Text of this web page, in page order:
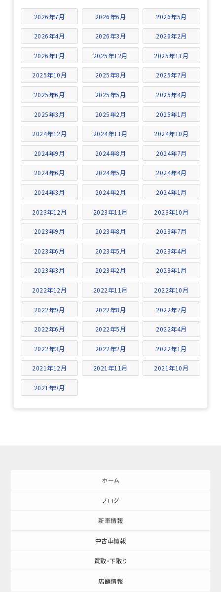
2026年7月 2026年6月 2026年5月
2026年4月 2026年3月 2026年2月
2026年1月 2025年12月 2025年11月
2025年10月 2025年8月 2025年7月
2025年6月 2025年5月 2025年4月
2025年3月 2025年2月 2025年1月
2024年12月 2024年11月 2024年10月
2024年9月 2024年8月 2024年7月
2024年6月 2024年5月 2024年4月
2024年3月 2024年2月 2024年1月
2023年12月 2023年11月 2023年10月
2023年9月 2023年8月 2023年7月
2023年6月 2023年5月 2023年4月
2023年3月 2023年2月 2023年1月
2022年12月 2022年11月 2022年10月
2022年9月 2022年8月 2022年7月
2022年6月 2022年5月 2022年4月
2022年3月 2022年2月 2022年1月
2021年12月 2021年11月 2021年10月
2021年9月
ホーム
ブログ
新車情報
中古車情報
買取・下取り
店舗情報